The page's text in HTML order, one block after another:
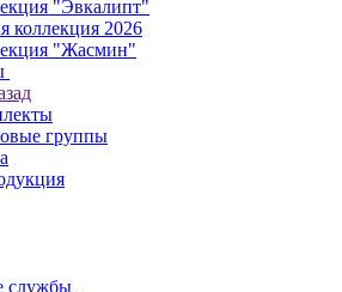
"Эвкалипт"
коллекция 2026
"Жасмин"
группы
службы